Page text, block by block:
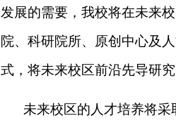
发展的需要，我校将在未来
院、科研院所、原创中心及
式，将未来校区前沿先导研
未来校区的人才培养将